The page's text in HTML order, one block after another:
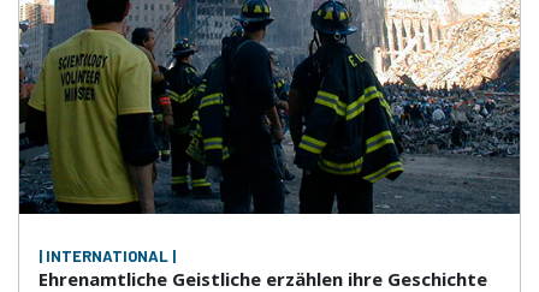
| INTERNATIONAL |
Ehrenamtliche Geistliche erzählen ihre Geschichte